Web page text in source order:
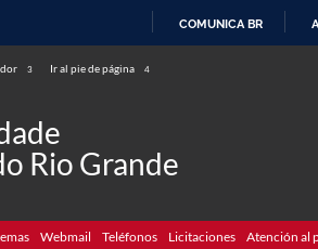
COMUNICA BR
3 Ir al pie de página 4
Rio Grande
Webmail Teléfonos Licitaciones Atención al